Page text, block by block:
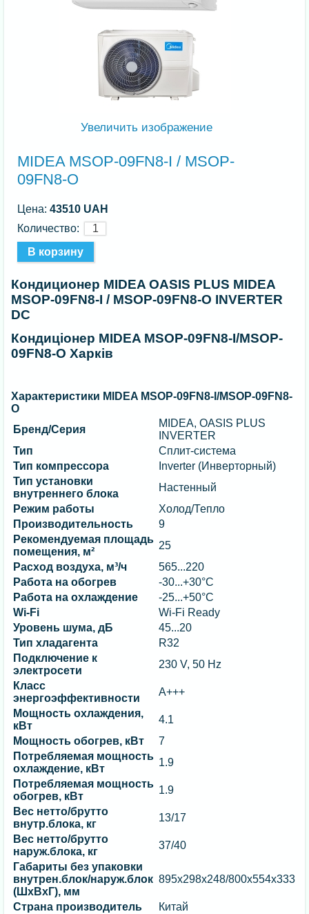
Увеличить изображение
MIDEA MSOP-09FN8-I / MSOP-
09FN8-O
Цена:43510 UAH
Количество:
Кондиционер MIDEA OASIS PLUS MIDEA
MSOP-09FN8-I / MSOP-09FN8-O INVERTER
DC
Кондиціонер MIDEA MSOP-09FN8-I/MSOP-
09FN8-O Харків
Характеристики MIDEA MSOP-09FN8-I/MSOP-09FN8-
O
Бренд/Серия
MIDEA, OASIS PLUS
INVERTER
Тип
Сплит-система
Тип компрессора
Inverter (Инверторный)
Тип установки
внутреннего блока
Настенный
Режим работы
Холод/Тепло
Производительность
9
Рекомендуемая площадь
помещения, м²
25
Расход воздуха, м³/ч
565...220
Работа на обогрев
-30...+30°C
Работа на охлаждение
-25...+50°C
Wi-Fi
Wi-Fi Ready
Уровень шума, дБ
45...20
Тип хладагента
R32
Подключение к
электросети
230 V, 50 Hz
Класс
энергоэффективности
A+++
Мощность охлаждения,
кВт
4.1
Мощность обогрев, кВт
7
Потребляемая мощность
охлаждение, кВт
1.9
Потребляемая мощность
обогрев, кВт
1.9
Вес нетто/брутто
внутр.блока, кг
13/17
Вес нетто/брутто
наруж.блока, кг
37/40
Габариты без упаковки
внутрен.блок/наруж.блок
(ШхВхГ), мм
895x298x248/800x554x333
Страна производитель Китай